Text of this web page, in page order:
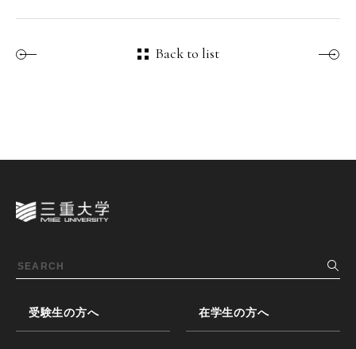
Back to list
受験生の方へ 在学生の方へ